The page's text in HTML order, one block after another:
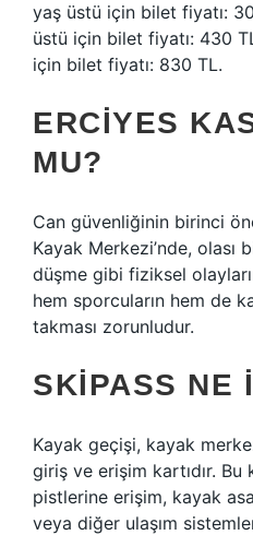
yaş üstü için bilet fiyatı:
üstü için bilet fiyatı: 430
için bilet fiyatı: 830 TL.
ERCIYES
MU?
Can güvenliğinin birinci
Kayak Merkezi’nde, olası
düşme gibi fiziksel
hem sporcuların hem de
takması zorunludur.
SKIPASS NE
Kayak geçişi, kayak
giriş ve erişim kartıdır.
pistlerine erişim, kayak
veya diğer ulaşım